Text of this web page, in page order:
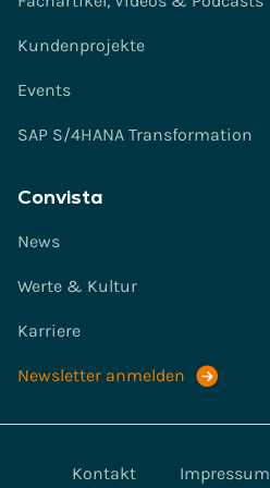
Kundenprojekte
Events
SAP S/4HANA Transformation
Convista
News
Werte & Kultur
Karriere
Newsletter anmelden
Kontakt Impressum